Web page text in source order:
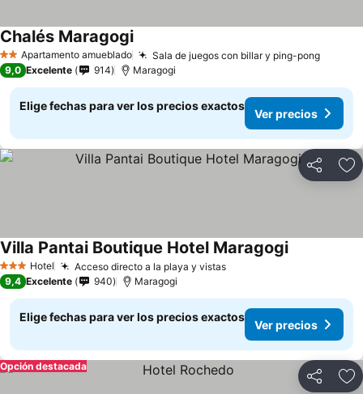
2 EstrellasApartamento amueblado Sala de juegos con billar y ping-pongVer
Chalés MaragogiVer precios
9,0 Excelente 914 Maragogi
Elige fechas para ver los precios exactos
Ver precios
Compartir
3 Estrellas
Hotel Acceso directo a la playa y vistasVer precios
Villa Pantai Boutique Hotel MaragogiVer precios
9,4 Excelente 940 Maragogi
Elige fechas para ver los precios exactos
Ver precios
Compartir
Opción destacada